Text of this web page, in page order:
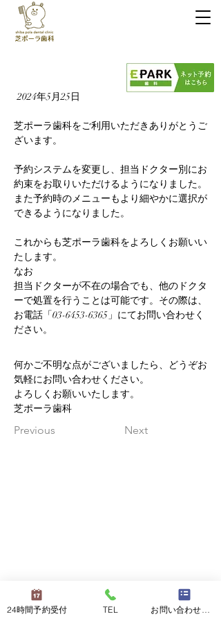
2024年5月25日
芝ポーラ歯科をご利用いただきありがとうご
ざいます。
予約システムを変更し、担当ドクター別にお
約束をお取りいただけるようになりました。
また予約時のメニューもより細やかに選択が
できるようになりました。
これからも芝ポーラ歯科をよろしくお願いい
たします。
なお
担当ドクターが不在の場合でも、他のドクタ
ーで処置を行うことは可能です。その際は、
お電話「03-6453-6365」にてお問い合わせく
ださい。
何かご不明な点がございましたら、どうぞお
気軽にお問い合わせください。
よろしくお願いいたします。
芝ポーラ歯科
Previous Next
24時間予約受付 TEL